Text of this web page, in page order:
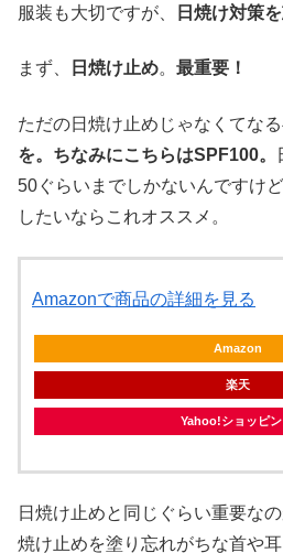
服装も大切ですが、 日焼け対策
まず、 日焼け止め。 最重要！
ただの日焼け止めじゃなくてなる
を。ちなみにこちらはSPF100。
50ぐらいまでしかないんですけ
したいならこれオススメ。
Amazonで商品の詳細を見る
Amazon
楽天
Yahoo!ショッピ
日焼け止めと同じぐらい重要な
焼け止めを塗り忘れがちな首や耳